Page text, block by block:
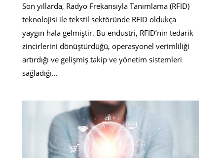
Son yıllarda, Radyo Frekansıyla Tanımlama (RFID)
teknolojisi ile tekstil sektöründe RFID oldukça
yaygın hala gelmiştir. Bu endüstri, RFID’nin tedarik
zincirlerini dönüştürdüğü, operasyonel verimliliği
artırdığı ve gelişmiş takip ve yönetim sistemleri
sağladığı...